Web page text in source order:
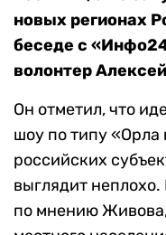
новых регионах
беседе с
волонтер
Он отметил, что
шоу по типу
российских
выглядит
по мнению